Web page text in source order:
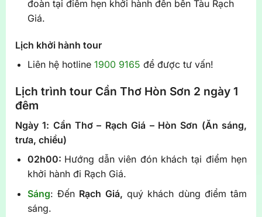
đoàn tại điểm hẹn khởi hành đến bến Tàu Rạch
Giá.
Lịch khởi hành tour
Liên hệ hotline 1900 9165 để được tư vấn!
Lịch trình tour Cần Thơ Hòn Sơn 2 ngày 1
đêm
Ngày 1: Cần Thơ – Rạch Giá – Hòn Sơn (Ăn sáng,
trưa, chiều)
02h00: Hướng dẫn viên đón khách tại điểm hẹn
khởi hành đi Rạch Giá.
Sáng: Đến Rạch Giá, quý khách dùng điểm tâm
sáng.